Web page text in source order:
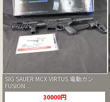
SIG SAUER MCX VIRTUS 電動ガン
FUSION ...
30000円